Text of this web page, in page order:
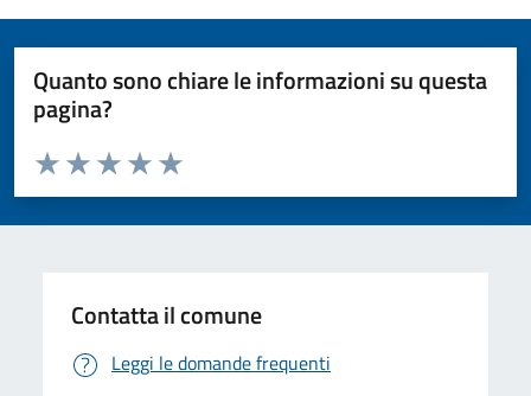
Quanto sono chiare le informazioni su questa
pagina?
Valuta da 1 a 5 stelle la pagina
Valuta 5 stelle su 5
Valuta 4 stelle su 5
Valuta 3 stelle su 5
Valuta 2 stelle su 5
Valuta 1 stelle su 5
Contatta il comune
Leggi le domande frequenti